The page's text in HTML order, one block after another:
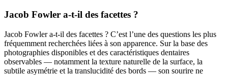
Jacob Fowler a-t-il des facettes ?
Jacob Fowler a-t-il des facettes ? C’est l’une des questions les plus
fréquemment recherchées liées à son apparence. Sur la base des
photographies disponibles et des caractéristiques dentaires
observables — notamment la texture naturelle de la surface, la
subtile asymétrie et la translucidité des bords — son sourire ne